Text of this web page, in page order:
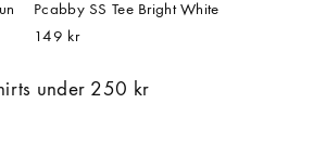
Pcabby SS Tee Bright White
149 kr
under 250 kr